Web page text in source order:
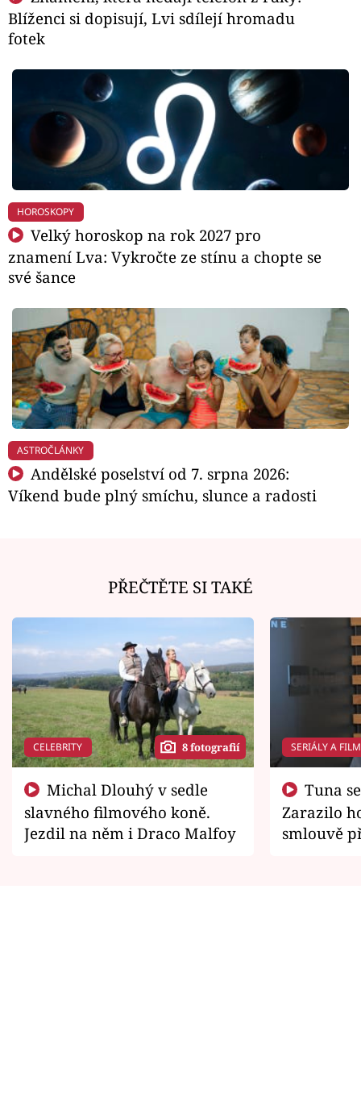
Blíženci si dopisují, Lvi sdílejí hromadu
fotek
HOROSKOPY
Velký horoskop na rok 2027 pro
znamení Lva: Vykročte ze stínu a chopte se
své šance
ASTROČLÁNKY
Andělské poselství od 7. srpna 2026:
Víkend bude plný smíchu, slunce a radosti
PŘEČTĚTE SI TAKÉ
CELEBRITY 8 fotografií
slavného filmového koně.
Jezdil na něm i Draco Malfoy
SERIÁLY A
Zarazilo
smlouvě